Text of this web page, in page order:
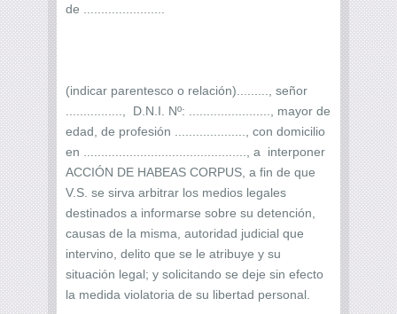
de .......................
(indicar parentesco o relación)........., señor
................, D.N.I. Nº: ......................., mayor de
edad, de profesión ...................., con domicilio
en .............................................., a interponer
ACCIÓN DE HABEAS CORPUS, a fin de que
V.S. se sirva arbitrar los medios legales
destinados a informarse sobre su detención,
causas de la misma, autoridad judicial que
intervino, delito que se le atribuye y su
situación legal; y solicitando se deje sin efecto
la medida violatoria de su libertad personal.